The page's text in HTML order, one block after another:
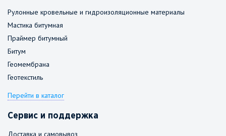
Рулонные кровельные и гидроизоляционные материалы
Мастика битумная
Праймер битумный
Битум
Геомембрана
Геотекстиль
Перейти в каталог
Сервис и поддержка
Доставка и самовывоз